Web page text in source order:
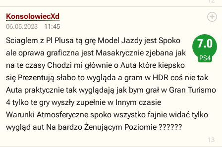
06.05.2023 11:45
13
KonsolowiecXd
7.0
PS4
Sciaglem z Pl Plusa tą grę Model Jazdy jest Spoko
ale oprawa graficzna jest Masakrycznie zjebana jak
na te czasy Chodzi mi głównie o Auta które kiepsko
się Prezentują słabo to wygląda a gram w HDR coś nie tak
Auta praktycznie tak wyglądają jak bym grał w Gran Turismo
4 tylko te gry wyszły zupełnie w Innym czasie
Warunki Atmosferyczne spoko wszystko fajnie widać tylko
wygląd aut Na bardzo Żenującym Poziomie ??????